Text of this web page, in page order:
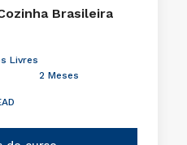
Brasileira
Livres
2 Meses